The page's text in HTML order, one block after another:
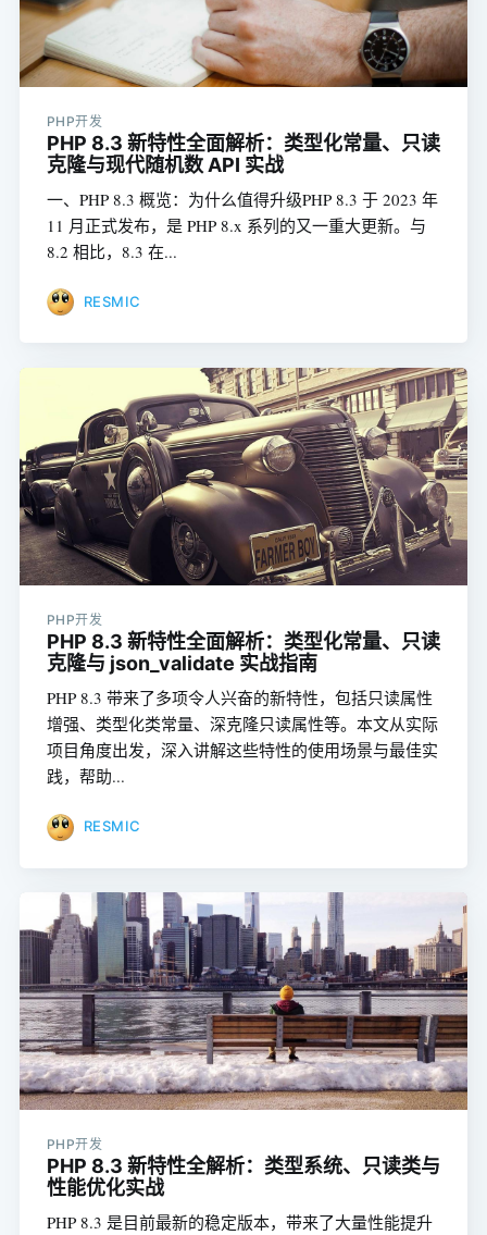
PHP开发
PHP 8.3 新特性全面解析：类型化常量、只读
克隆与现代随机数 API 实战
一、PHP 8.3 概览：为什么值得升级PHP 8.3 于 2023 年
11 月正式发布，是 PHP 8.x 系列的又一重大更新。与
8.2 相比，8.3 在...
RESMIC
PHP开发
PHP 8.3 新特性全面解析：类型化常量、只读
克隆与 json_validate 实战指南
PHP 8.3 带来了多项令人兴奋的新特性，包括只读属性
增强、类型化类常量、深克隆只读属性等。本文从实际
项目角度出发，深入讲解这些特性的使用场景与最佳实
践，帮助...
RESMIC
PHP开发
PHP 8.3 新特性全解析：类型系统、只读类与
性能优化实战
PHP 8.3 是目前最新的稳定版本，带来了大量性能提升